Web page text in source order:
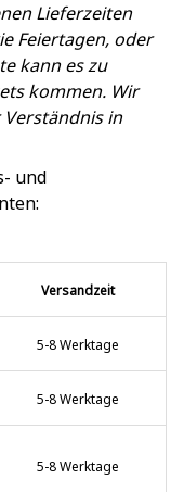
Lieferzeiten
Feiertagen, oder
kann es zu
kommen. Wir
in
und
Versandzeit
5-8 Werktage
5-8 Werktage
5-8 Werktage